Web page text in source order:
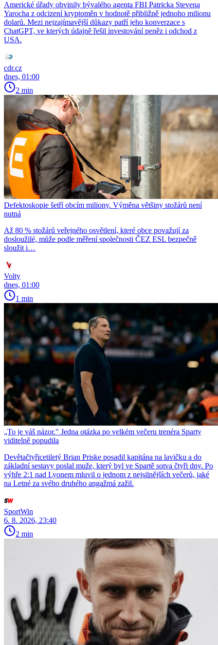
Americké úřady obvinily bývalého agenta FBI Patricka Stevena
Yarocha z odcizení kryptoměn v hodnotě přibližně jednoho milionu
dolarů. Mezi nejzajímavější důkazy patří jeho konverzace s
ChatGPT, ve kterých údajně řešil investování peněz i odchod z
USA.
cdr.cz
dnes, 01:00
2 min
Defektoskopie šetří obcím miliony. Výměna většiny stožárů není
nutná
Až 80 % stožárů veřejného osvětlení, které obce považují za
dosloužilé, může podle měření společnosti ČEZ ESL bezpečně
sloužit i…
Volty
dnes, 01:00
1 min
„To je váš názor." Jedna otázka po velkém večeru trenéra Sparty
viditelně popudila
Devětačtyřicetiletý Brian Priske posadil kapitána na lavičku a do
základní sestavy poslal muže, který byl ve Spartě sotva čtyři dny. Po
výhře 2:1 nad Lyonem mluvil o jednom z nejsilnějších večerů, jaké
na Letné za svého druhého angažmá zažil.
SportWin
6. 8. 2026, 23:40
2 min